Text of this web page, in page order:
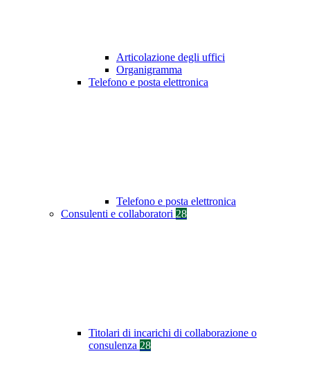
Articolazione degli uffici
Organigramma
Telefono e posta elettronica
Telefono e posta elettronica
Consulenti e collaboratori 28
Titolari di incarichi di collaborazione o
consulenza 28